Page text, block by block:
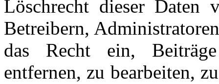
Löschrecht dieser Daten
Betreibern,
das Recht ein,
entfernen, zu bearbeiten,